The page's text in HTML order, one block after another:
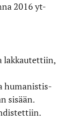
2016 yt-
lakkautettiin,
humanistis-
sisään.